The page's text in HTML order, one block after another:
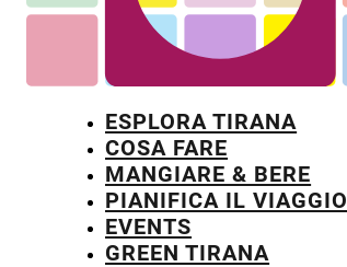
ESPLORA TIRANA
COSA FARE
MANGIARE & BERE
PIANIFICA IL VIAGGIO
EVENTS
GREEN TIRANA